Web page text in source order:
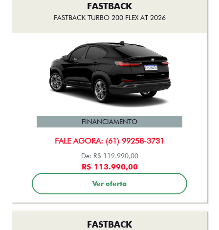
FASTBACK
FASTBACK TURBO 200 FLEX AT 2026
FALE AGORA: (61) 99258-3731
FINANCIAMENTO
De: R$ 119.990,00
R$ 113.990,00
Ver oferta
FASTBACK